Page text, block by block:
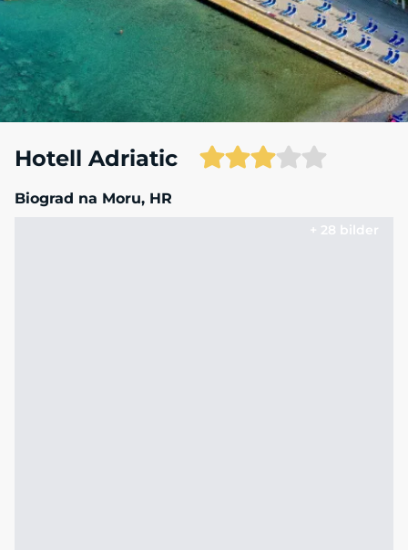
Hotell Adriatic
Biograd na Moru, HR
+ 28 bilder